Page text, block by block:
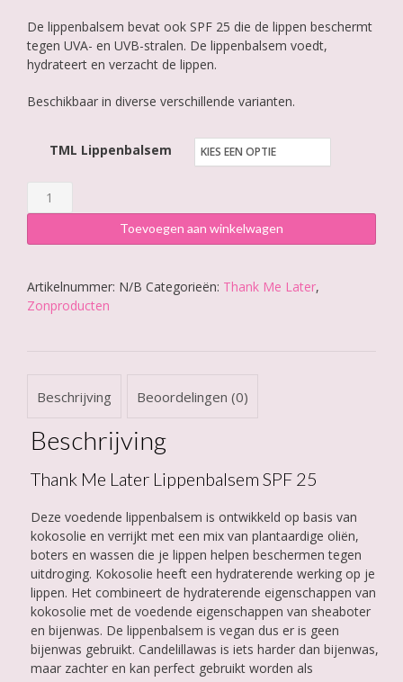
De lippenbalsem bevat ook SPF 25 die de lippen beschermt
tegen UVA- en UVB-stralen. De lippenbalsem voedt,
hydrateert en verzacht de lippen.
Beschikbaar in diverse verschillende varianten.
TML Lippenbalsem
Thank
Me
Later
SPF
25
Toevoegen aan winkelwagen
Artikelnummer: N/B Categorieën: Thank Me Later,
Zonproducten
Beschrijving Beoordelingen (0)
Beschrijving
Thank Me Later Lippenbalsem SPF 25
Deze voedende lippenbalsem is ontwikkeld op basis van
kokosolie en verrijkt met een mix van plantaardige oliën,
boters en wassen die je lippen helpen beschermen tegen
uitdroging. Kokosolie heeft een hydraterende werking op je
lippen. Het combineert de hydraterende eigenschappen van
kokosolie met de voedende eigenschappen van sheaboter
en bijenwas. De lippenbalsem is vegan dus er is geen
bijenwas gebruikt. Candelillawas is iets harder dan bijenwas,
maar zachter en kan perfect gebruikt worden als